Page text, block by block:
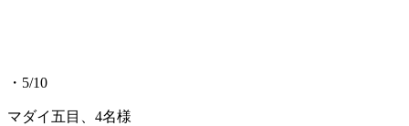
・5/10
マダイ五目、4名様